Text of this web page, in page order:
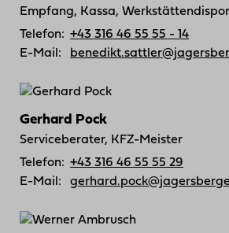
Empfang, Kassa,
Telefon: +43 316 46 55 55 - 14
E-Mail:
Gerhard Pock
Serviceberater, KFZ-Meister
Telefon: +43 316 46 55 55 29
E-Mail: